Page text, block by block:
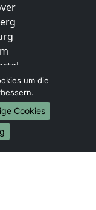
um die
Cookies